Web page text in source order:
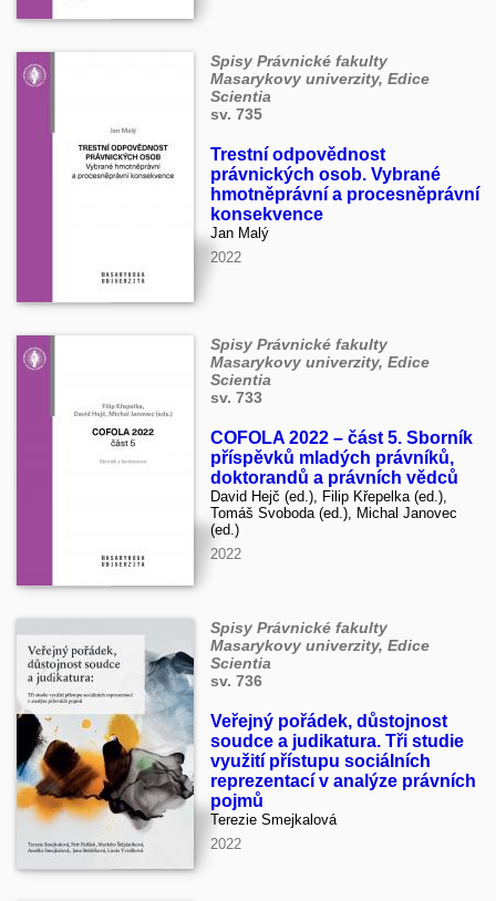
Spisy Právnické fakulty
Masarykovy univerzity, Edice
Scientia
sv. 735
Trestní odpovědnost
právnických osob. Vybrané
hmotněprávní a procesněprávní
konsekvence
Jan Malý
2022
Spisy Právnické fakulty
Masarykovy univerzity, Edice
Scientia
sv. 733
COFOLA 2022 – část 5. Sborník
příspěvků mladých právníků,
doktorandů a právních vědců
David Hejč (ed.), Filip Křepelka (ed.),
Tomáš Svoboda (ed.), Michal Janovec
(ed.)
2022
Spisy Právnické fakulty
Masarykovy univerzity, Edice
Scientia
sv. 736
Veřejný pořádek, důstojnost
soudce a judikatura. Tři studie
využití přístupu sociálních
reprezentací v analýze právních
pojmů
Terezie Smejkalová
2022